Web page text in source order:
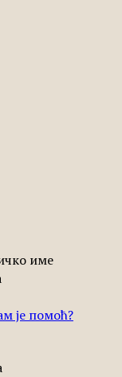
име
је помоћ?